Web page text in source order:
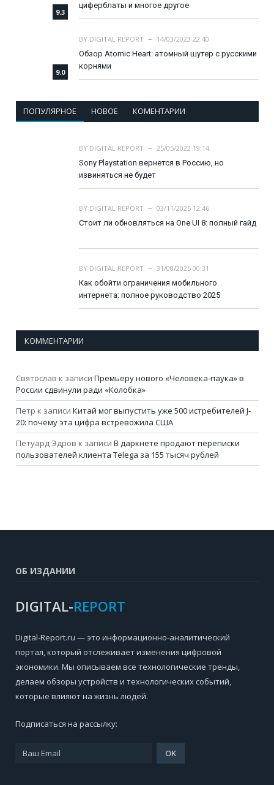
9.3
циферблаты и многое другое
9.0
BY DIGITAL REPORT
14/03/2023 22:40
Обзор Atomic Heart: атомный шутер с русскими
корнями
ПОПУЛЯРНОЕ НОВОЕ КОМЕНТАРИИ
BY DIGITAL REPORT
25/05/2022 19:14
Sony Playstation вернется в Россию, но
извиняться не будет
BY DIGITAL REPORT
03/11/2025 12:46
Стоит ли обновляться на One UI 8: полный гайд
BY DIGITAL REPORT
31/08/2025 00:31
Как обойти ограничения мобильного
интернета: полное руководство 2025
КОММЕНТАРИИ
Святослав к записи Премьеру нового «Человека-паука» в
России сдвинули ради «Колобка»
Петр к записи Китай мог выпустить уже 500 истребителей J-
20: почему эта цифра встревожила США
Петуард Эдров к записи В даркнете продают переписки
пользователей клиента Telega за 155 тысяч рублей
ОБ ИЗДАНИИ
DIGITAL-REPORT
Digital-Report.ru — это информационно-аналитический
портал, который отслеживает изменения цифровой
экономики. Мы описываем все технологические тренды,
делаем обзоры устройств и технологических событий,
которые влияют на жизнь людей.
Подписаться на рассылку: